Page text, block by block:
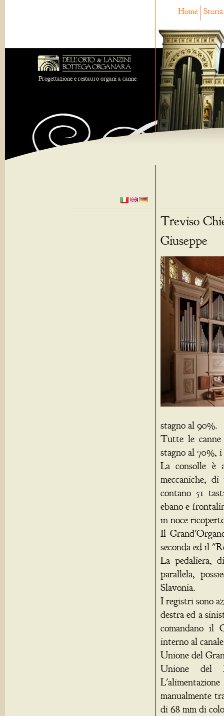
Home Storia
Progettazione e restauro organi a canne
Treviso
Giuseppe
stagno al 90%.
Tutte le
stagno al 70%,
La consolle è
meccaniche,
contano 51
ebano e
in noce
Il
seconda ed il
La pedaliera,
parallela,
Slavonia.
I registri sono
destra ed a
comandano
interno al
Unione del
Unione del
manualmente
di 68 mm di